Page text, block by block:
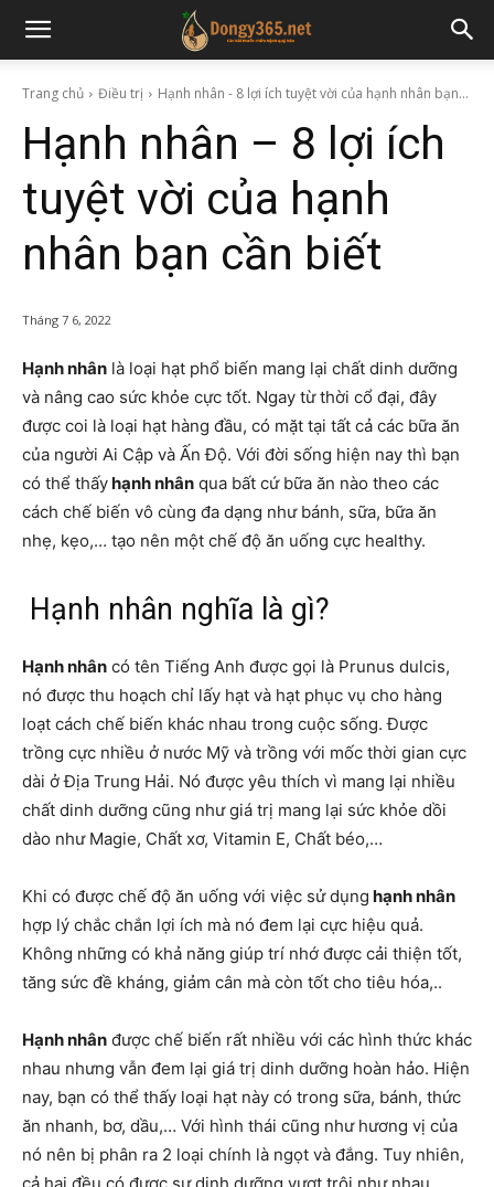
Trang chủ Điều trị Hạnh nhân - 8 lợi ích tuyệt vời của hạnh nhân bạn...
Hạnh nhân – 8 lợi ích
tuyệt vời của hạnh
nhân bạn cần biết
Tháng 7 6, 2022
Hạnh nhân là loại hạt phổ biến mang lại chất dinh dưỡng
và nâng cao sức khỏe cực tốt. Ngay từ thời cổ đại, đây
được coi là loại hạt hàng đầu, có mặt tại tất cả các bữa ăn
của người Ai Cập và Ấn Độ. Với đời sống hiện nay thì bạn
có thể thấyhạnh nhân qua bất cứ bữa ăn nào theo các
cách chế biến vô cùng đa dạng như bánh, sữa, bữa ăn
nhẹ, kẹo,… tạo nên một chế độ ăn uống cực healthy.
Hạnh nhân nghĩa là gì?
Hạnh nhân có tên Tiếng Anh được gọi là Prunus dulcis,
nó được thu hoạch chỉ lấy hạt và hạt phục vụ cho hàng
loạt cách chế biến khác nhau trong cuộc sống. Được
trồng cực nhiều ở nước Mỹ và trồng với mốc thời gian cực
dài ở Địa Trung Hải. Nó được yêu thích vì mang lại nhiều
chất dinh dưỡng cũng như giá trị mang lại sức khỏe dồi
dào như Magie, Chất xơ, Vitamin E, Chất béo,…
Khi có được chế độ ăn uống với việc sử dụng hạnh nhân
hợp lý chắc chắn lợi ích mà nó đem lại cực hiệu quả.
Không những có khả năng giúp trí nhớ được cải thiện tốt,
tăng sức đề kháng, giảm cân mà còn tốt cho tiêu hóa,..
Hạnh nhân được chế biến rất nhiều với các hình thức khác
nhau nhưng vẫn đem lại giá trị dinh dưỡng hoàn hảo. Hiện
nay, bạn có thể thấy loại hạt này có trong sữa, bánh, thức
ăn nhanh, bơ, dầu,… Với hình thái cũng như hương vị của
nó nên bị phân ra 2 loại chính là ngọt và đắng. Tuy nhiên,